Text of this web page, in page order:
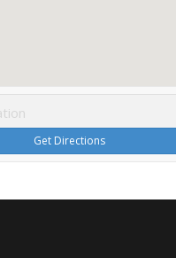
Get Directions